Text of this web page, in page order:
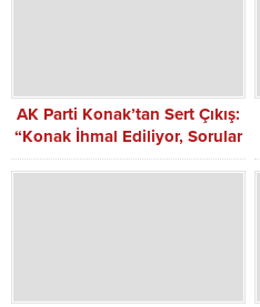
AK Parti Konak’tan Sert Çıkış:
“Konak İhmal Ediliyor, Sorular
Cevapsız”